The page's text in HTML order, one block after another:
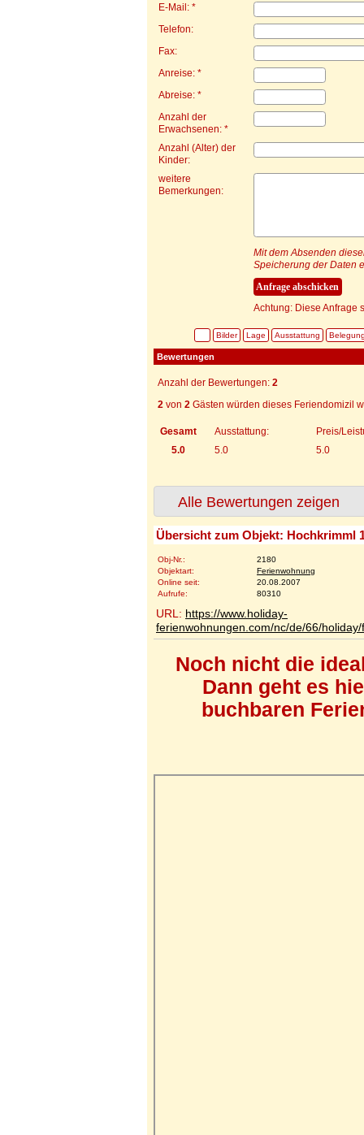
E-Mail: *
Telefon:
Fax:
Anreise: *
Abreise: *
Anzahl der
Erwachsenen: *
Anzahl (Alter) der
Kinder:
weitere
Bemerkungen:
Mit dem Absenden
Speicherung der Daten
Achtung: Diese Anfrage
Bilder Lage Ausstattung
Bewertungen
Anzahl der Bewertungen: 2
2 von 2 Gästen würden dieses Feriendomizil
Gesamt
5.0
Ausstattung:
5.0
Preis/
5.0
Alle Bewertungen zeigen
Übersicht zum Objekt: Hochkrimml
Obj-Nr.:
2180
Objektart:
Ferienwohnung
Online seit:
20.08.2007
Aufrufe:
80310
URL: https://www.holiday-
ferienwohnungen.com/nc/de/66/
Noch nicht die
Dann geht es
buchbaren